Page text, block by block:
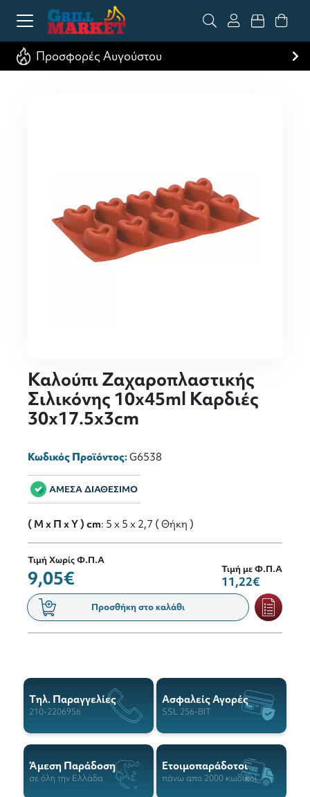
Προσφορές Αυγούστου
Καλούπι Ζαχαροπλαστικής
Σιλικόνης 10x45ml Καρδιές
30x17.5x3cm
Κωδικός Προϊόντος:G6538
ΑΜΕΣΑ ΔΙΑΘΕΣΙΜΟ
( M x Π x Y ) cm: 5 x 5 x 2,7 ( Θήκη )
Τιμή Χωρίς Φ.Π.Α
9,05€ Τιμή με Φ.Π.Α
11,22€
Προσθήκη στο καλάθι
Tηλ. Παραγγελίες
210-2206956
Ασφαλείς Αγορές
SSL 256-BIT
Άμεση Παράδοση
σε όλη την Ελλάδα
Ετοιμοπαράδοτοι
πάνω απο 2000 κωδικοί